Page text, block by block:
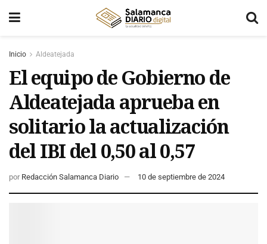
Inicio Aldeatejada
El equipo de Gobierno de
Aldeatejada aprueba en
solitario la actualización
del IBI del 0,50 al 0,57
por Redacción Salamanca Diario 10 de septiembre de 2024